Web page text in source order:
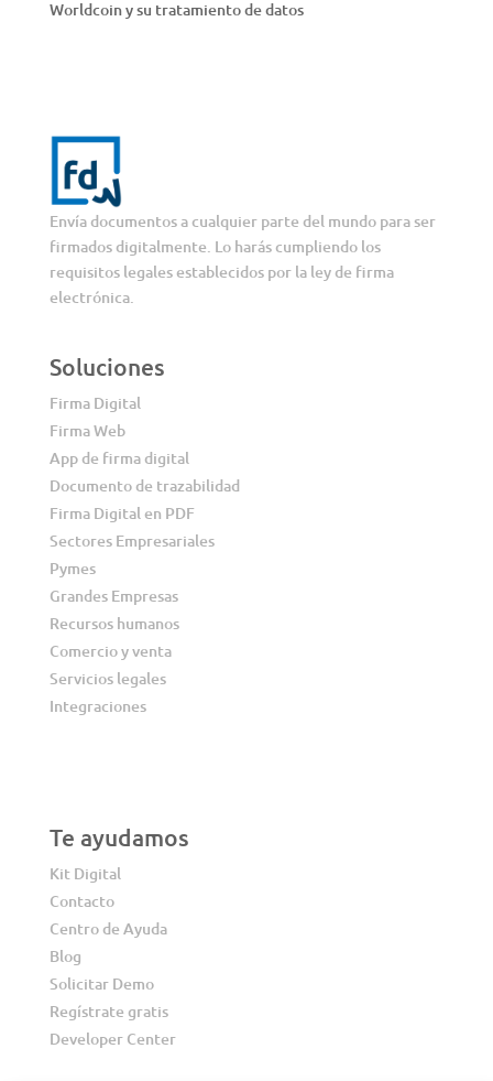
Worldcoin y su tratamiento de datos
Envía documentos a cualquier parte del mundo para ser
firmados digitalmente. Lo harás cumpliendo los
requisitos legales establecidos por la ley de firma
electrónica.
Soluciones
Firma Digital
Firma Web
App de firma digital
Documento de trazabilidad
Firma Digital en PDF
Sectores Empresariales
Pymes
Grandes Empresas
Recursos humanos
Comercio y venta
Servicios legales
Integraciones
Te ayudamos
Kit Digital
Contacto
Centro de Ayuda
Blog
Solicitar Demo
Regístrate gratis
Developer Center